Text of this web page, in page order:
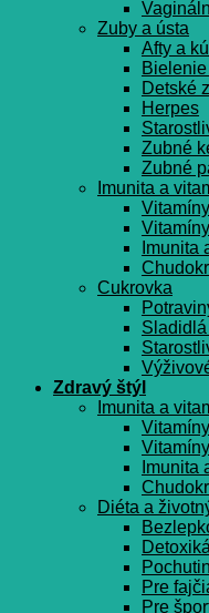
Zuby a ústa
Afty a
Detské
Herpes
Zubné
Zubné
Imunita a
Imunita
Cukrovka
Zdravý štýl
Imunita a
Imunita
Diéta a
Pre
Pre